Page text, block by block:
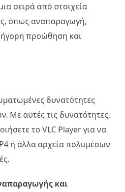
σειρά από στοιχεία
όπως αναπαραγωγή,
προώθηση και
δυνατότητες
Με αυτές τις δυνατότητες,
το VLC Player για να
ή άλλα αρχεία πολυμέσων
και